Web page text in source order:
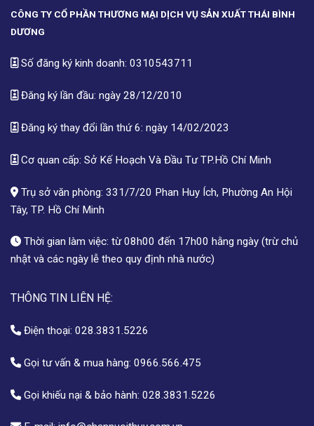
CÔNG TY CỔ PHẦN THƯƠNG MẠI DỊCH VỤ SẢN XUẤT THÁI BÌNH
DƯƠNG
Số đăng ký kinh doanh: 0310543711
Đăng ký lần đầu: ngày 28/12/2010
Đăng ký thay đổi lần thứ 6: ngày 14/02/2023
Cơ quan cấp: Sở Kế Hoạch Và Đầu Tư TP.Hồ Chí Minh
Trụ sở văn phòng: 331/7/20 Phan Huy Ích, Phường An Hội
Tây, TP. Hồ Chí Minh
Thời gian làm việc: từ 08h00 đến 17h00 hằng ngày (trừ chủ
nhật và các ngày lễ theo quy định nhà nước)
THÔNG TIN LIÊN HỆ:
Điện thoại: 028.3831.5226
Gọi tư vấn & mua hàng: 0966.566.475
Gọi khiếu nại & bảo hành: 028.3831.5226